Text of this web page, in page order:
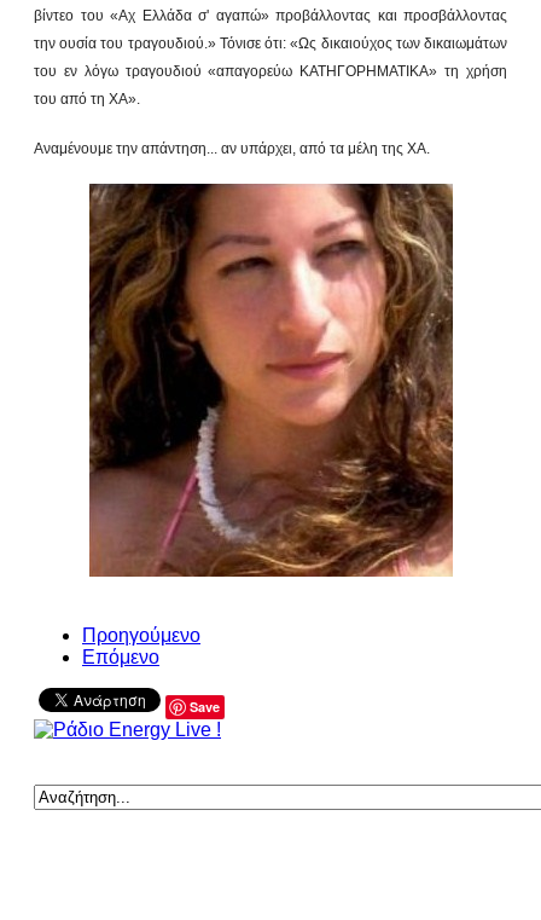
βίντεο του «Αχ Ελλάδα σ' αγαπώ» προβάλλοντας και προσβάλλοντας
την ουσία του τραγουδιού.» Τόνισε ότι: «Ως δικαιούχος των δικαιωμάτων
του εν λόγω τραγουδιού «απαγορεύω ΚΑΤΗΓΟΡΗΜΑΤΙΚΑ» τη χρήση
του από τη ΧΑ».
Αναμένουμε την απάντηση... αν υπάρχει, από τα μέλη της ΧΑ.
Προηγούμενο
Επόμενο
Save